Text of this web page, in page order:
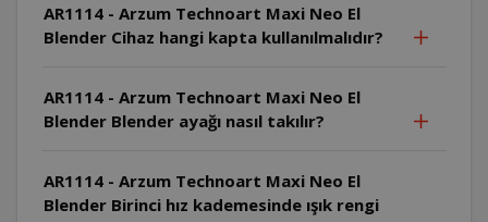
AR1114 - Arzum Technoart Maxi Neo El
Blender Cihaz hangi kapta kullanılmalıdır?
AR1114 - Arzum Technoart Maxi Neo El
Blender Blender ayağı nasıl takılır?
AR1114 - Arzum Technoart Maxi Neo El
Blender Birinci hız kademesinde ışık rengi